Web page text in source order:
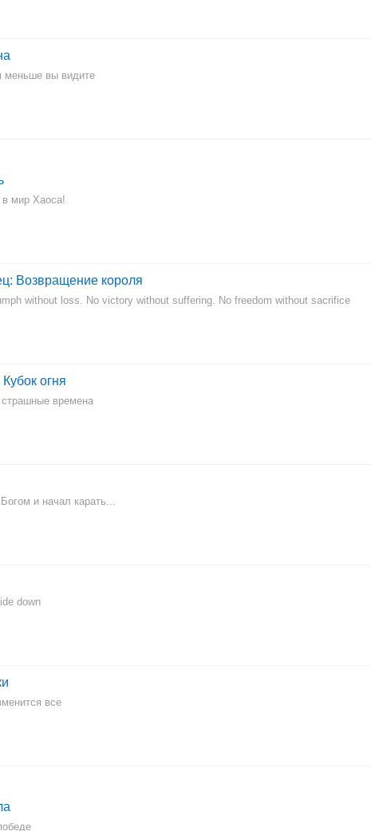
меньше вы видите
мир Хаоса!
Возвращение короля
without loss. No victory without suffering. No freedom without sacrifice
огня
времена
и начал карать...
down
все